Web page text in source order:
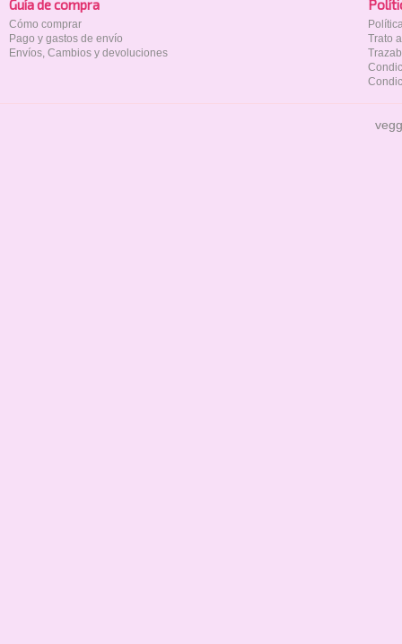
Guía de compra
Cómo comprar
Pago y gastos de envío
Envíos, Cambios y devoluciones
Trato